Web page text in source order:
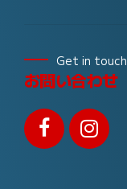
Get in touch
お問い合わせ